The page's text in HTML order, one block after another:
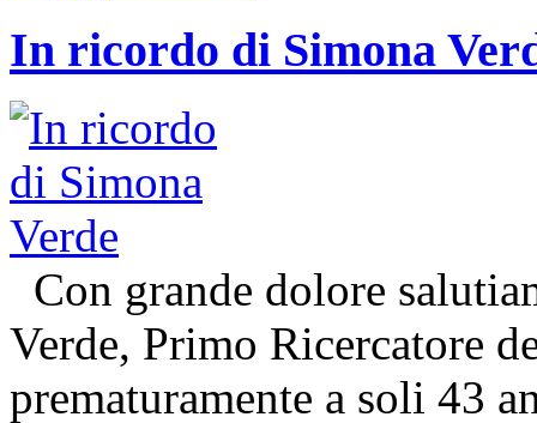
In ricordo di Simona
Con grande dolore
Verde, Primo Ricercatore
prematuramente a soli 43